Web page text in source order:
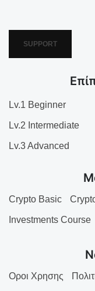
SUPPORT
Lv.1 Beginner
Lv.2 Intermediate
Lv.3 Advanced
Crypto Basic
Investments Course
Οροι Χρησης